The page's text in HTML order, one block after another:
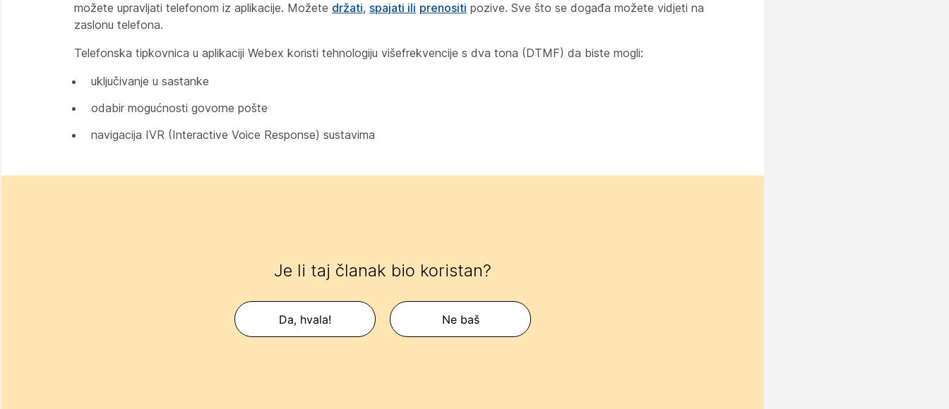
možete upravljati telefonom iz aplikacije. Možete držati, spajati ili prenositi pozive. Sve što se događa možete vidjeti na
zaslonu telefona.
Telefonska tipkovnica u aplikaciji Webex koristi tehnologiju višefrekvencije s dva tona (DTMF) da biste mogli:
uključivanje u sastanke
odabir mogućnosti govorne pošte
navigacija IVR (Interactive Voice Response) sustavima
Je li taj članak bio koristan?
Da, hvala! Ne baš